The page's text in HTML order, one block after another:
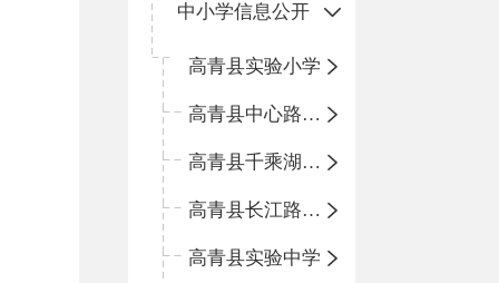
中小学信息公开
高青县实验小学
高青县中心路小学
高青县千乘湖小学
高青县长江路小学
高青县实验中学